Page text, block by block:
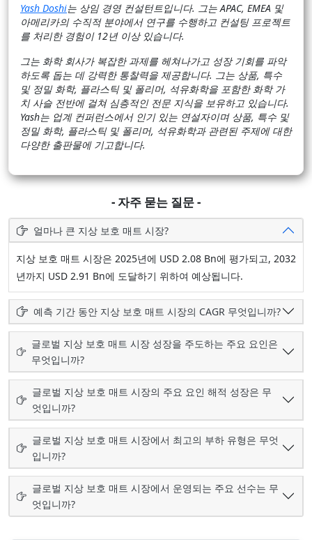
Yash Doshi는 상임 경영 컨설턴트입니다. 그는 APAC, EMEA 및
아메리카의 수직적 분야에서 연구를 수행하고 컨설팅 프로젝트
를 처리한 경험이 12년 이상 있습니다.
그는 화학 회사가 복잡한 과제를 헤쳐나가고 성장 기회를 파악
하도록 돕는 데 강력한 통찰력을 제공합니다. 그는 상품, 특수
및 정밀 화학, 플라스틱 및 폴리머, 석유화학을 포함한 화학 가
치 사슬 전반에 걸쳐 심층적인 전문 지식을 보유하고 있습니다.
Yash는 업계 컨퍼런스에서 인기 있는 연설자이며 상품, 특수 및
정밀 화학, 플라스틱 및 폴리머, 석유화학과 관련된 주제에 대한
다양한 출판물에 기고합니다.
- 자주 묻는 질문 -
얼마나 큰 지상 보호 매트 시장?
지상 보호 매트 시장은 2025년에 USD 2.08 Bn에 평가되고, 2032
년까지 USD 2.91 Bn에 도달하기 위하여 예상됩니다.
예측 기간 동안 지상 보호 매트 시장의 CAGR 무엇입니까?
글로벌 지상 보호 매트 시장 성장을 주도하는 주요 요인은
무엇입니까?
글로벌 지상 보호 매트 시장의 주요 요인 해적 성장은 무
엇입니까?
글로벌 지상 보호 매트 시장에서 최고의 부하 유형은 무엇
입니까?
글로벌 지상 보호 매트 시장에서 운영되는 주요 선수는 무
엇입니까?